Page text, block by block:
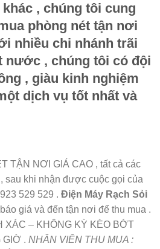
, chúng tôi cung
phòng nét tận nơi
nhiều chi nhánh trãi
nước , chúng tôi có đội
, giàu kinh nghiệm
dịch vụ tốt nhất và
TẬN NƠI GIÁ CAO , tất cả các
sau khi nhận được cuộc gọi của
529 529 . Điện Máy Rạch Sỏi
giá và đến tận nơi để thu mua .
XÁC – KHÔNG KỲ KÈO BỚT
. NHÂN VIÊN THU MUA :